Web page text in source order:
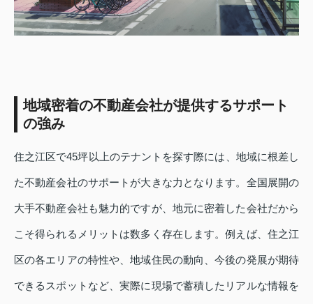
地域密着の不動産会社が提供するサポート
の強み
住之江区で45坪以上のテナントを探す際には、地域に根差し
た不動産会社のサポートが大きな力となります。全国展開の
大手不動産会社も魅力的ですが、地元に密着した会社だから
こそ得られるメリットは数多く存在します。例えば、住之江
区の各エリアの特性や、地域住民の動向、今後の発展が期待
できるスポットなど、実際に現場で蓄積したリアルな情報を